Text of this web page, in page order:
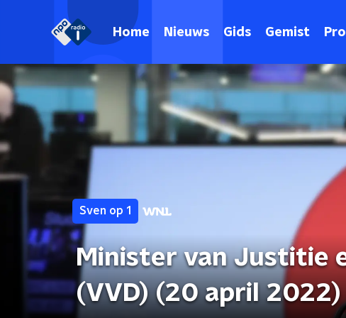
Home Nieuws Gids Gemist
Sven op 1
Minister van Justitie
(VVD) (20 april 2022)